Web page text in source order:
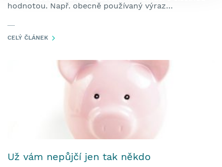
hodnotou. Např. obecně používaný výraz
nazýván jako LTV 80. Číslo značí procento z ceny
nemovitosti z kterého lze vypočítat […]
CELÝ ČLÁNEK
Už vám nepůjčí jen tak někdo